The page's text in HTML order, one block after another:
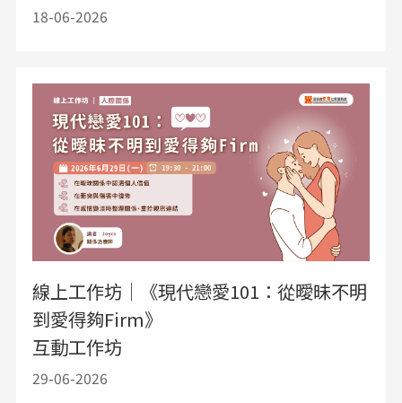
18-06-2026
線上工作坊｜《現代戀愛101：從曖昧不明
到愛得夠Firm》
互動工作坊
29-06-2026